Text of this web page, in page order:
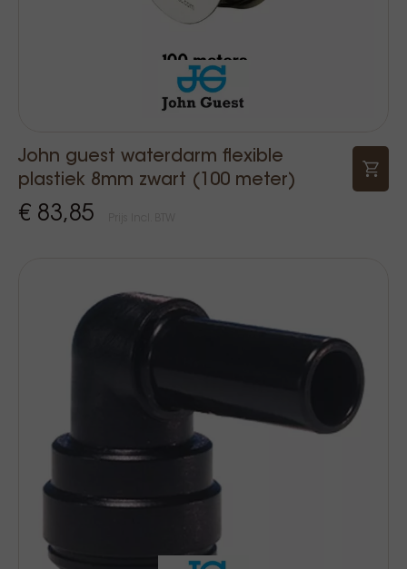
John guest waterdarm flexible
plastiek 8mm zwart (100 meter)
€ 83,85